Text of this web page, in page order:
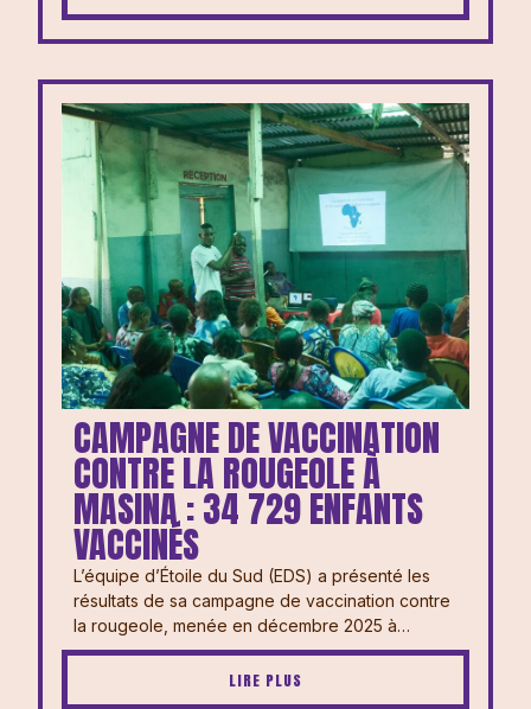
CAMPAGNE DE VACCINATION
CONTRE LA ROUGEOLE À
MASINA : 34 729 ENFANTS
VACCINÉS
L’équipe d’Étoile du Sud (EDS) a présenté les
résultats de sa campagne de vaccination contre
la rougeole, menée en décembre 2025 à…
LIRE PLUS